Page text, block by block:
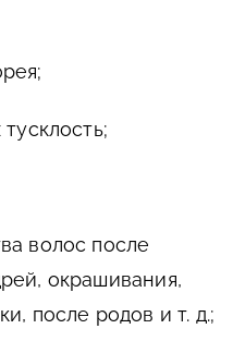
волос после
окрашивания,
после родов и т. д.;